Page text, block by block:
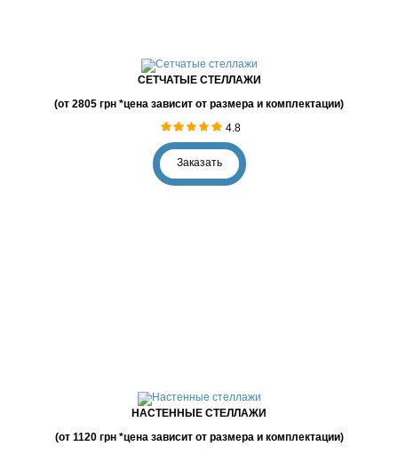
СЕТЧАТЫЕ СТЕЛЛАЖИ
(от 2805 грн *цена зависит от размера и комплектации)
4.8
Заказать
НАСТЕННЫЕ СТЕЛЛАЖИ
(от 1120 грн *цена зависит от размера и комплектации)